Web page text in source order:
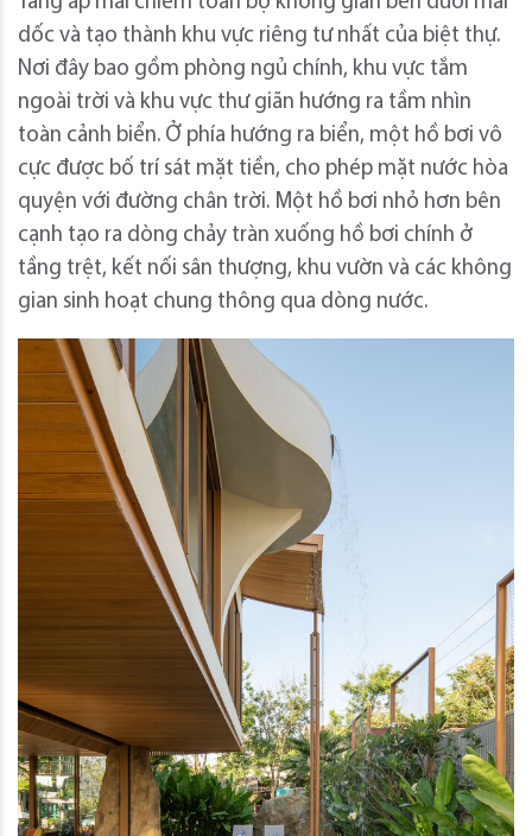
dốc và tạo thành khu vực riêng tư nhất của biệt thự.
Nơi đây bao gồm phòng ngủ chính, khu vực tắm
ngoài trời và khu vực thư giãn hướng ra tầm nhìn
toàn cảnh biển. Ở phía hướng ra biển, một hồ bơi vô
cực được bố trí sát mặt tiền, cho phép mặt nước hòa
quyện với đường chân trời. Một hồ bơi nhỏ hơn bên
cạnh tạo ra dòng chảy tràn xuống hồ bơi chính ở
tầng trệt, kết nối sân thượng, khu vườn và các không
gian sinh hoạt chung thông qua dòng nước.